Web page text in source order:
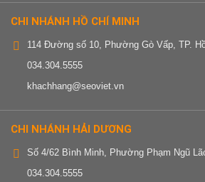
CHI NHÁNH HỒ CHÍ MINH
114 Đường số 10, Phường Gò Vấp, TP.
034.304.5555
khachhang@seoviet.vn
CHI NHÁNH HẢI DƯƠNG
Số 4/62 Bình Minh, Phường Phạm Ngũ
034.304.5555